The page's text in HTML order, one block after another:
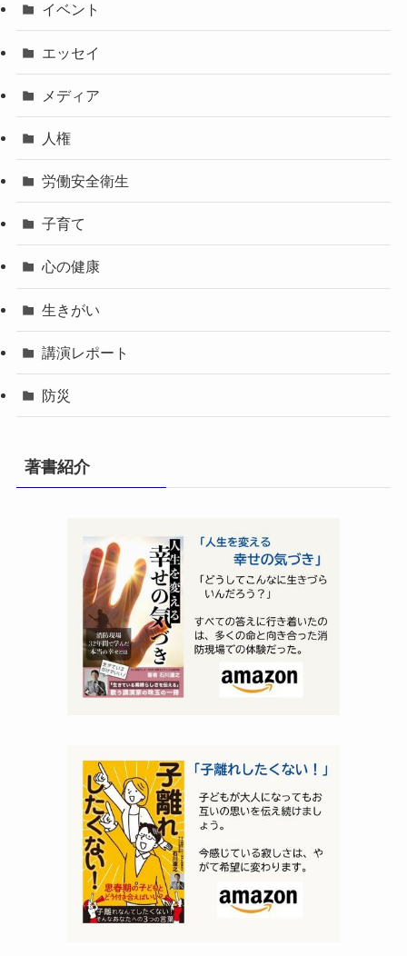
イベント
エッセイ
メディア
人権
労働安全衛生
子育て
心の健康
生きがい
講演レポート
防災
著書紹介